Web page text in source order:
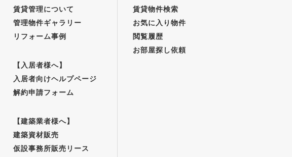
賃貸管理について
管理物件ギャラリー
リフォーム事例
【入居者様へ】
入居者向けヘルプページ
解約申請フォーム
【建築業者様へ】
建築資材販売
仮設事務所販売リース
賃貸物件検索
お気に入り物件
閲覧履歴
お部屋探し依頼